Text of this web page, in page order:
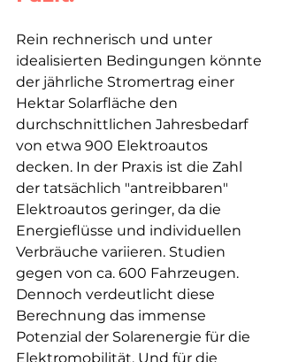
Rein rechnerisch und unter
idealisierten Bedingungen könnte
der jährliche Stromertrag einer
Hektar Solarfläche den
durchschnittlichen Jahresbedarf
von etwa 900 Elektroautos
decken. In der Praxis ist die Zahl
der tatsächlich "antreibbaren"
Elektroautos geringer, da die
Energieflüsse und individuellen
Verbräuche variieren. Studien
gegen von ca. 600 Fahrzeugen.
Dennoch verdeutlicht diese
Berechnung das immense
Potenzial der Solarenergie für die
Elektromobilität. Und für die